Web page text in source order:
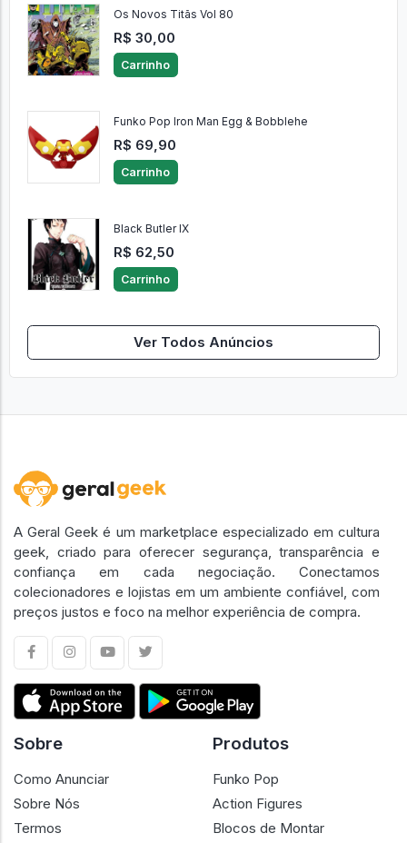
Os Novos Titãs Vol 80
R$ 30,00
Carrinho
Funko Pop Iron Man Egg & Bobblehe
R$ 69,90
Carrinho
Black Butler IX
R$ 62,50
Carrinho
Ver Todos Anúncios
A Geral Geek é um marketplace especializado em cultura
geek, criado para oferecer segurança, transparência e
confiança em cada negociação. Conectamos
colecionadores e lojistas em um ambiente confiável, com
preços justos e foco na melhor experiência de compra.
Sobre
Como Anunciar
Sobre Nós
Termos
Produtos
Funko Pop
Action Figures
Blocos de Montar